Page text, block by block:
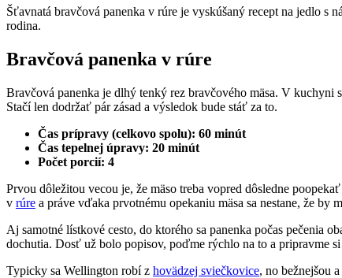
Šťavnatá bravčová panenka v rúre je vyskúšaný recept na jedlo s
rodina.
Bravčová panenka v rúre
Bravčová panenka je dlhý tenký rez bravčového mäsa. V
Stačí len dodržať pár zásad a výsledok bude stáť za to.
Čas prípravy (celkovo spolu): 60 minút
Čas tepelnej úpravy: 20 minút
Počet porcií: 4
Prvou dôležitou vecou je, že mäso treba vopred dôsledne
v rúre a práve vďaka prvotnému opekaniu mäsa sa nestane, že by
Aj samotné lístkové cesto, do ktorého sa panenka počas pečenia
dochutia. Dosť už bolo popisov, poďme rýchlo na to a pripravme
Typicky sa Wellington robí z hovädzej sviečkovice, no bežnejšou